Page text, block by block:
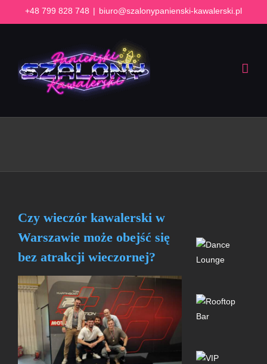
+48 799 828 748 | biuro@szalonypanienski-kawalerski.pl
Czy wieczór kawalerski w
Warszawie może obejść się
bez atrakcji wieczornej?